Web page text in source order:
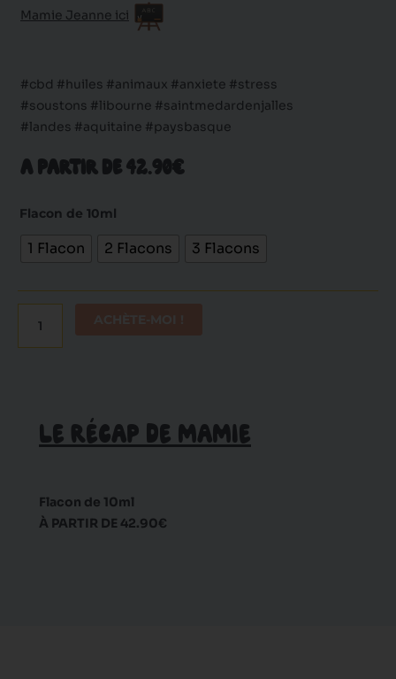
Mamie Jeanne ici
#cbd #huiles #animaux #anxiete #stress
#soustons #libourne #saintmedardenjalles
#landes #aquitaine #paysbasque
A PARTIR DE 42.90€
Flacon de 10ml
1 Flacon 2 Flacons 3 Flacons
quantité
Huile
4000
LE RÉCAP DE MAMIE
Flacon de 10ml
À PARTIR DE 42.90€